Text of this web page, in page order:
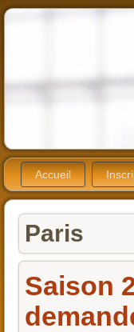
Accueil
Paris
Saison